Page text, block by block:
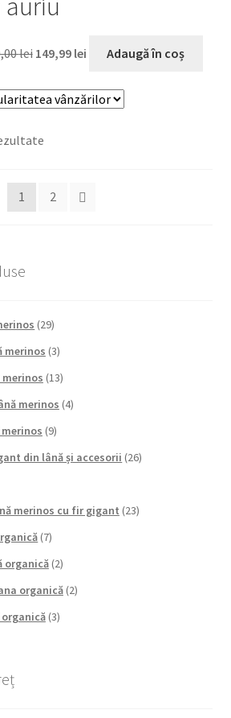
lei
inițial
fost:
149,99 lei
149,99 lei.
Adaugă în coș
Sortat
1
2
(29)
merinos (3)
merinos (13)
merinos (4)
(9)
din lână și accesorii (26)
merinos cu fir gigant (23)
(7)
organică (2)
organică (2)
(3)